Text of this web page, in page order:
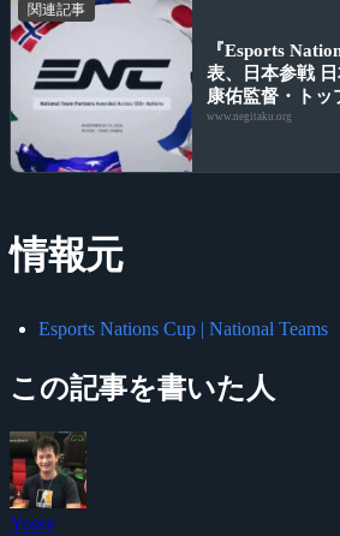
関連記事
『Esports
表、日本参戦
康佑監督・トッ
www.negitaku.org
情報元
Esports Nations Cup | National Teams
この記事を書いた人
Yossy